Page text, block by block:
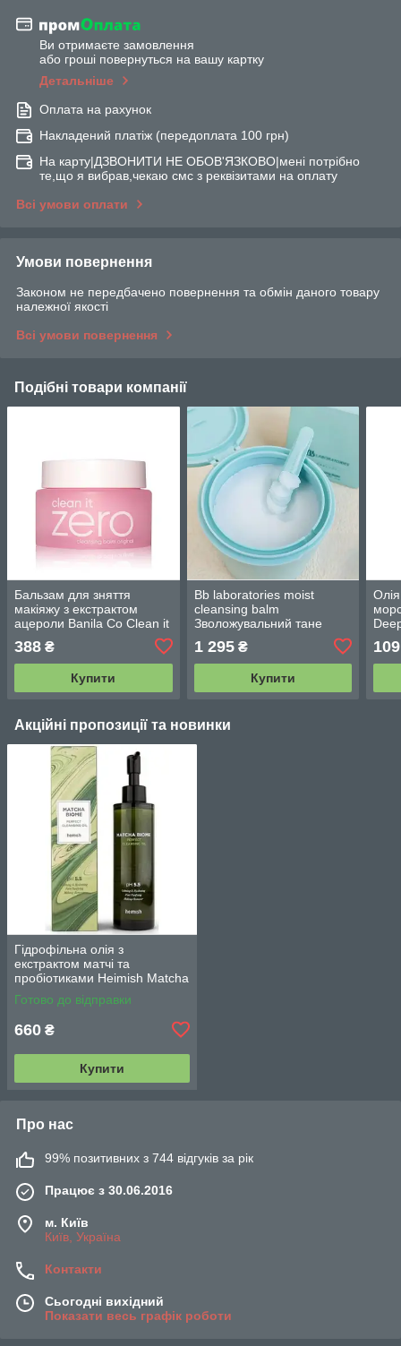
Ви отримаєте замовлення
або гроші повернуться на вашу картку
Детальніше
Оплата на рахунок
Накладений платіж (передоплата 100 грн)
На карту|ДЗВОНИТИ НЕ ОБОВ'ЯЗКОВО|мені потрібно
те,що я вибрав,чекаю смс з реквізитами на оплату
Всі умови оплати
Умови повернення
Законом не передбачено повернення та обмін даного товару
належної якості
Всі умови повернення
Подібні товари компанії
Бальзам для зняття
макіяжу з екстрактом
ацероли Banila Co Clean it
Original 50 мл
388 ₴
Купити
Bb laboratories moist
cleansing balm
Зволожувальний тане
120 г
1 295₴
Купити
109
Акційні пропозиції та новинки
Гідрофільна олія з
екстрактом матчі та
пробіотиками Heimish Matcha
Biome Perfect Cleansing Oil
150 ml
Готово до відправки
660 ₴
Купити
Про нас
99% позитивних з 744 відгуків за рік
Працює з 30.06.2016
м. Київ
Київ, Україна
Контакти
Сьогодні вихідний
Показати весь графік роботи